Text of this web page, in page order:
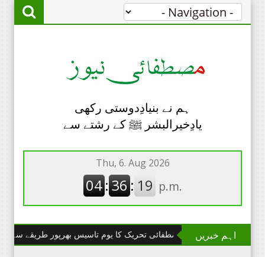
ہم نے بنیادِدوستی رکھی
یادِخیرالبشر ﷺ کے رشتے سے
اہم خبریں
چھانگا مانگا : مصطفائی تحریک کا یوم تاسیس بھرپور طریقے سے منایا گیا۔